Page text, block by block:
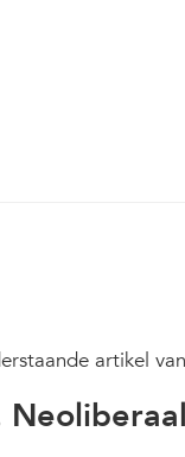
zak.
artikel